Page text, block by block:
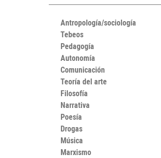
Antropología/sociología
Tebeos
Pedagogía
Autonomía
Comunicación
Teoría del arte
Filosofía
Narrativa
Poesía
Drogas
Música
Marxismo